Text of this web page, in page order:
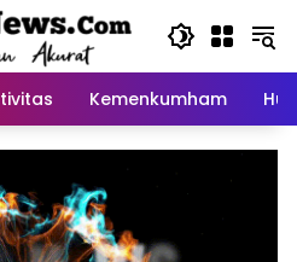
Kemenkumham